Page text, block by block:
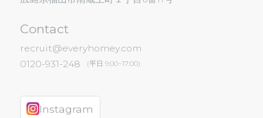
Contact
recruit@everyhomey.com
0120-931-248
(平日 9:00~17:00)
Instagram